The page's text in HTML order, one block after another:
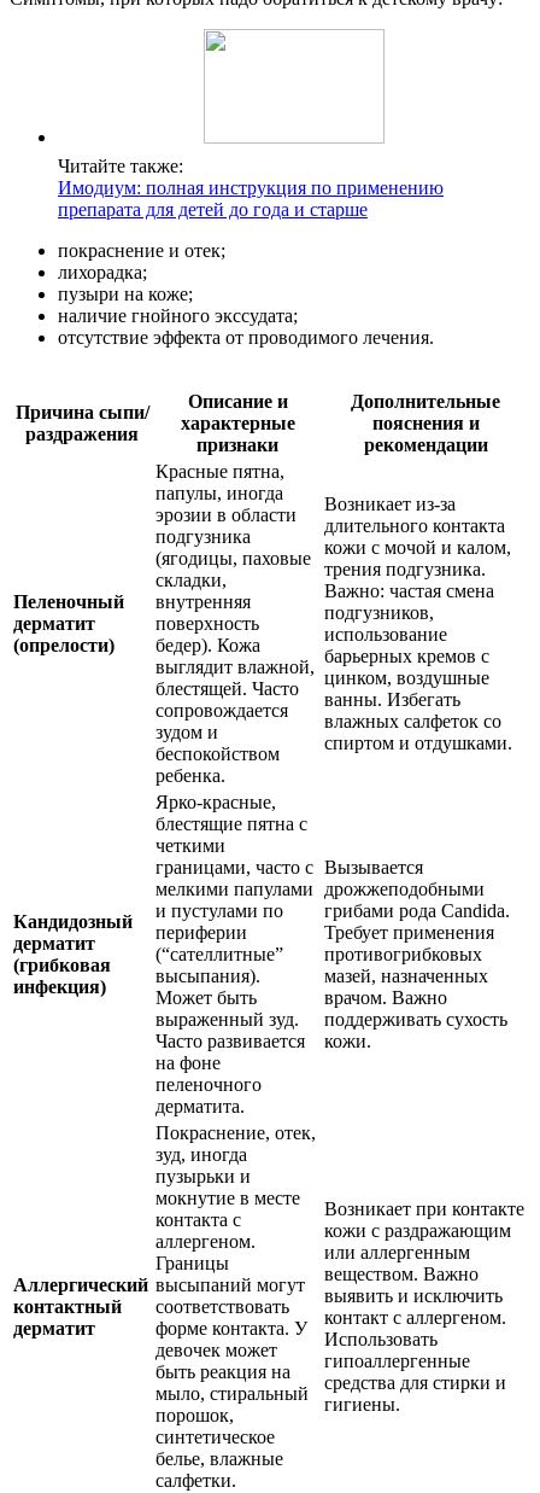
Читайте также:
Имодиум: полная инструкция по применению
препарата для детей до года и старше
покраснение и отек;
лихорадка;
пузыри на коже;
наличие гнойного экссудата;
отсутствие эффекта от проводимого лечения.
Причина сыпи/
раздражения
Описание и
характерные
признаки
Дополнительные
пояснения и
рекомендации
Пеленочный
дерматит
(опрелости)
Красные пятна,
папулы, иногда
эрозии в области
подгузника
(ягодицы, паховые
складки,
внутренняя
поверхность
бедер). Кожа
выглядит влажной,
блестящей. Часто
сопровождается
зудом и
беспокойством
ребенка.
Возникает из-за
длительного контакта
кожи с мочой и калом,
трения подгузника.
Важно: частая смена
подгузников,
использование
барьерных кремов с
цинком, воздушные
ванны. Избегать
влажных салфеток со
спиртом и отдушками.
Кандидозный
дерматит
(грибковая
инфекция)
Ярко-красные,
блестящие пятна с
четкими
границами, часто с
мелкими папулами
и пустулами по
периферии
(“сателлитные”
высыпания).
Может быть
выраженный зуд.
Часто развивается
на фоне
пеленочного
дерматита.
Вызывается
дрожжеподобными
грибами рода Candida.
Требует применения
противогрибковых
мазей, назначенных
врачом. Важно
поддерживать сухость
кожи.
Аллергический
контактный
дерматит
Покраснение, отек,
зуд, иногда
пузырьки и
мокнутие в месте
контакта с
аллергеном.
Границы
высыпаний могут
соответствовать
форме контакта. У
девочек может
быть реакция на
мыло, стиральный
порошок,
синтетическое
белье, влажные
салфетки.
Возникает при контакте
кожи с раздражающим
или аллергенным
веществом. Важно
выявить и исключить
контакт с аллергеном.
Использовать
гипоаллергенные
средства для стирки и
гигиены.